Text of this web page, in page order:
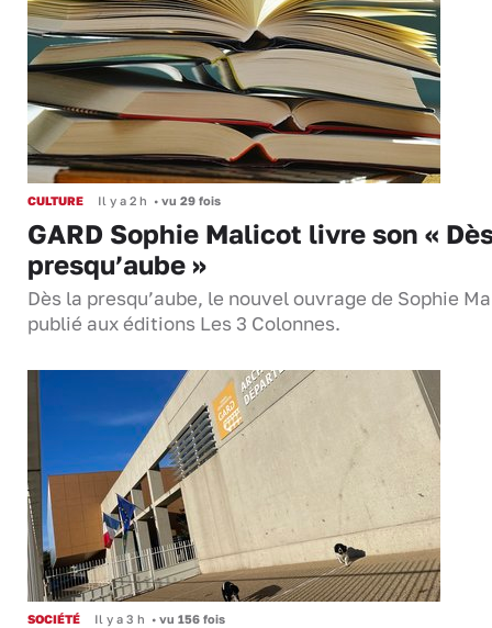
CULTURE Il y a 2 h • vu 29 fois
GARD Sophie Malicot livre son «
presqu’aube »
Dès la presqu’aube, le nouvel ouvrage de Sophie
publié aux éditions Les 3 Colonnes.
SOCIÉTÉ Il y a 3 h • vu 156 fois